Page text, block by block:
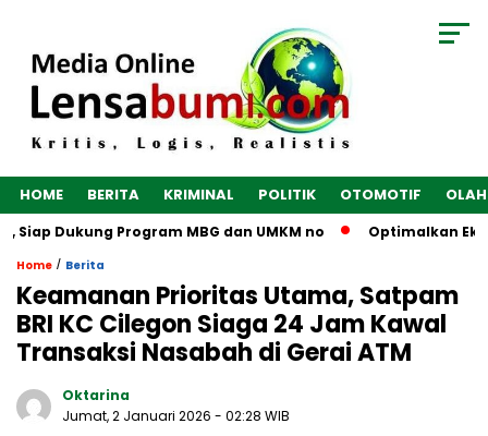
HOME BERITA KRIMINAL POLITIK OTOMOTIF
Dukung Program MBG dan UMKM no Optimalkan
Home / Berita
Keamanan Prioritas Utama, Satpam
BRI KC Cilegon Siaga 24 Jam Kawal
Transaksi Nasabah di Gerai ATM
Oktarina
Jumat, 2 Januari 2026 - 02:28 WIB